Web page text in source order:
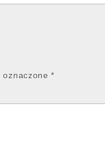
oznaczone*